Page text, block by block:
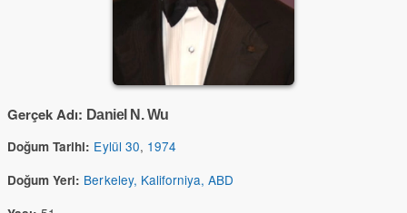
Gerçek Adı: Daniel N. Wu
Doğum Tarihi: Eylül 30, 1974
Doğum Yeri: Berkeley, Kaliforniya, ABD